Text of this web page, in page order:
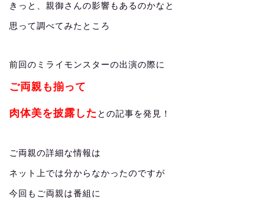
きっと、親御さんの影響もあるのかなと
思って調べてみたところ
前回のミライモンスターの出演の際に
ご両親も揃って
肉体美を披露した との記事を発見！
ご両親の詳細な情報は
ネット上では分からなかったのですが
今回もご両親は番組に